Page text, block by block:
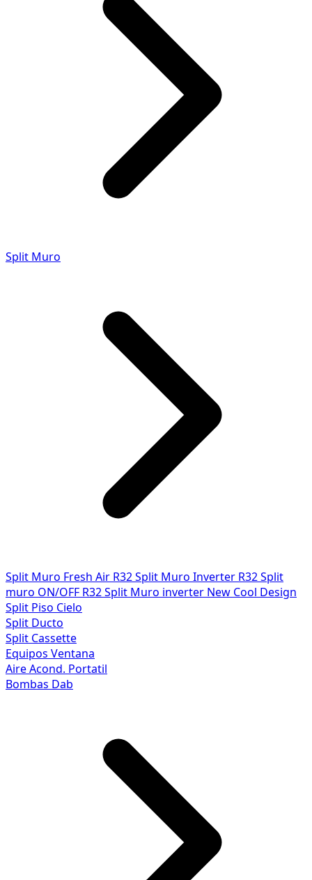
Split Muro
Split Muro Fresh Air R32Split Muro Inverter R32Split
muro ON/OFF R32Split Muro inverter New Cool Design
Split Piso Cielo
Split Ducto
Split Cassette
Equipos Ventana
Aire Acond. Portatil
Bombas Dab